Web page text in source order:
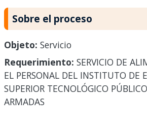
Sobre el proceso
Objeto: Servicio
Requerimiento: SERVICIO DE
EL PERSONAL DEL INSTITUTO DE
SUPERIOR TECNOLÓGICO
ARMADAS